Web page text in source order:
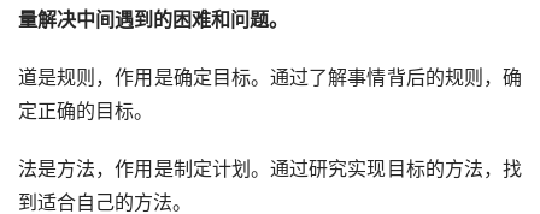
量解决中间遇到的困难和问题。
道是规则，作用是确定目标。通过了解事情背后的规则，确
定正确的目标。
法是方法，作用是制定计划。通过研究实现目标的方法，找
到适合自己的方法。